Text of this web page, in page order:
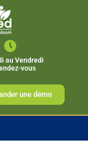
au Vendredi
vous
une démo